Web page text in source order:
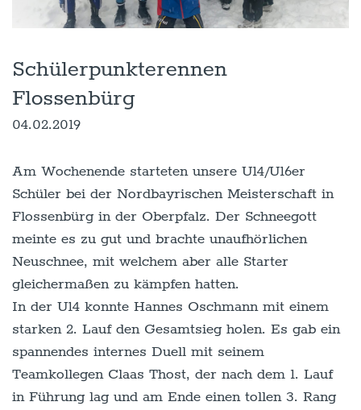
Schülerpunkterennen
Flossenbürg
04.02.2019
Am Wochenende starteten unsere U14/U16er
Schüler bei der Nordbayrischen Meisterschaft in
Flossenbürg in der Oberpfalz. Der Schneegott
meinte es zu gut und brachte unaufhörlichen
Neuschnee, mit welchem aber alle Starter
gleichermaßen zu kämpfen hatten.
In der U14 konnte Hannes Oschmann mit einem
starken 2. Lauf den Gesamtsieg holen. Es gab ein
spannendes internes Duell mit seinem
Teamkollegen Claas Thost, der nach dem 1. Lauf
in Führung lag und am Ende einen tollen 3. Rang